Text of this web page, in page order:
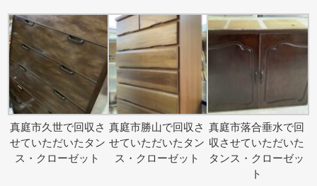
真庭市久世で回収さ
せていただいたタン
ス・クローゼット
真庭市勝山で回収さ
せていただいたタン
ス・クローゼット
真庭市落合垂水で回
収させていただいた
タンス・クローゼッ
ト